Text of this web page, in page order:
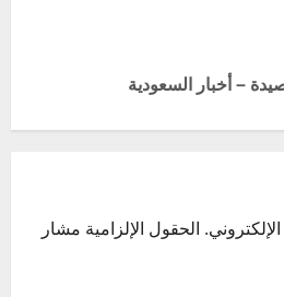
– أخبار السعودية
الحقول الإلزامية مشار